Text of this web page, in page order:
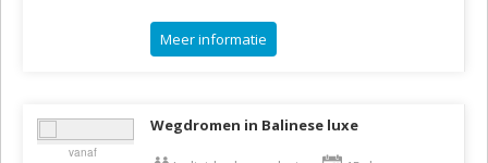
Meer informatie
vanaf
Wegdromen in Balinese luxe